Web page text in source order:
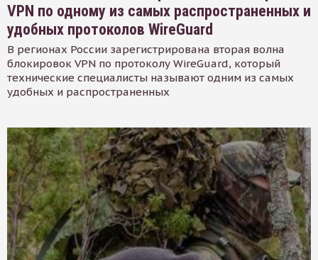
VPN по одному из самых распространенных и
удобных протоколов WireGuard
В регионах России зарегистрирована вторая волна
блокировок VPN по протоколу WireGuard, который
технические специалисты называют одним из самых
удобных и распространенных